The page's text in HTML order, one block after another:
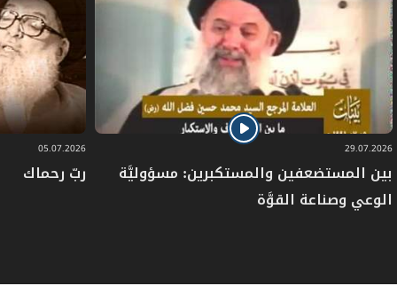
29.07.2026
بين المستضعفين والمستكبرين: مسؤوليَّة
الوعي وصناعة القوَّة
05.07.2026
ربّ رحماك